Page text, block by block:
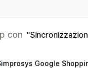
con
Google